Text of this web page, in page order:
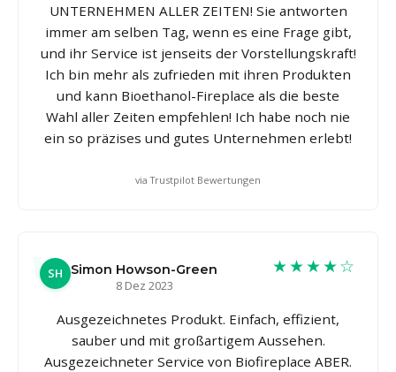
UNTERNEHMEN ALLER ZEITEN! Sie antworten
immer am selben Tag, wenn es eine Frage gibt,
und ihr Service ist jenseits der Vorstellungskraft!
Ich bin mehr als zufrieden mit ihren Produkten
und kann Bioethanol-Fireplace als die beste
Wahl aller Zeiten empfehlen! Ich habe noch nie
ein so präzises und gutes Unternehmen erlebt!
via Trustpilot Bewertungen
SH Simon Howson-Green
8 Dez 2023
★★★★☆
Ausgezeichnetes Produkt. Einfach, effizient,
sauber und mit großartigem Aussehen.
Ausgezeichneter Service von Biofireplace ABER.